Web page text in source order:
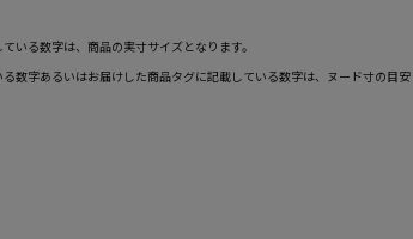
いる数字は、商品の実寸サイズとなります。
数字あるいはお届けした商品タグに記載している数字は、ヌード寸の目